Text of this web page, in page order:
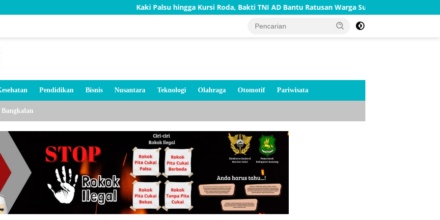
Kaki Palsu hingga Kursi Roda, Bakti TNI AD Bantu Ratusan Warga Sumenep
Pendidikan Bisnis Nusantara Teknologi Olahraga Otomotif Pariwisata
Bangkalan